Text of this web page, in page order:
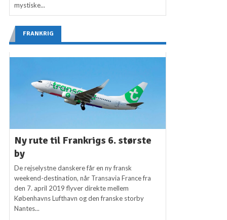
mystiske...
FRANKRIG
Ny rute til Frankrigs 6. største
by
De rejselystne danskere får en ny fransk
weekend-destination, når Transavia France fra
den 7. april 2019 flyver direkte mellem
Københavns Lufthavn og den franske storby
Nantes...